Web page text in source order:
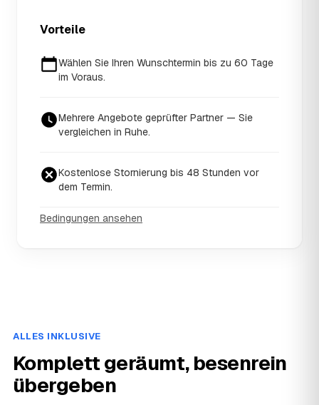
Vorteile
Wählen Sie Ihren Wunschtermin bis zu 60 Tage
im Voraus.
Mehrere Angebote geprüfter Partner — Sie
vergleichen in Ruhe.
Kostenlose Stornierung bis 48 Stunden vor
dem Termin.
Bedingungen ansehen
ALLES INKLUSIVE
Komplett geräumt, besenrein
übergeben